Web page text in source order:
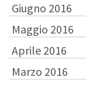
Giugno 2016
Maggio 2016
Aprile 2016
Marzo 2016